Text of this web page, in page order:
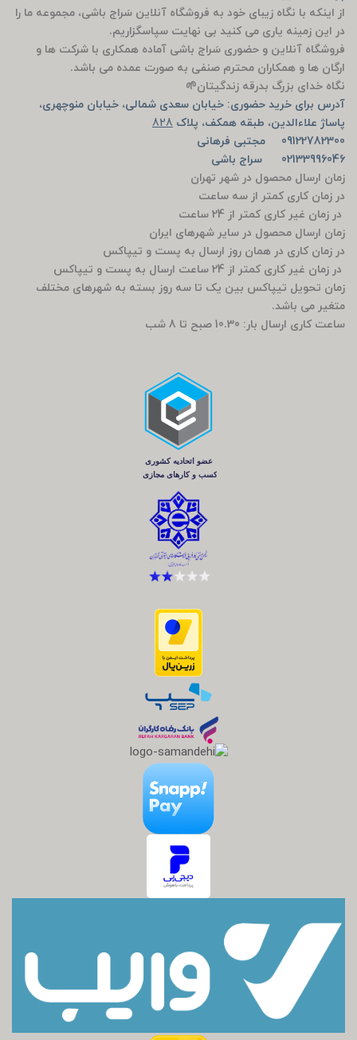
از اینکه با نگاه زیبای خود به فروشگاه آنلاین سَراج باشی، مجموعه ما را
در این زمینه یاری می کنید بی نهایت سپاسگزاریم.
فروشگاه آنلاین و حضوری سَراج باشی آماده همکاری با شرکت ها و
ارگان ها و همکاران محترم صنفی به صورت عمده می باشد.
نگاه خدای بزرگ بدرقه زندگیتان🌱
آدرس برای خرید حضوری: خیابان سعدی شمالی، خیابان منوچهری،
پاساژ علاءالدین، طبقه همکف، پلاک 828
09122782300 مجتبی فرهانی
02133996046 سراج باشی
زمان ارسال محصول در شهر تهران
در زمان کاری کمتر از سه ساعت
در زمان غیر کاری کمتر از 24 ساعت
زمان ارسال محصول در سایر شهرهای ایران
در زمان کاری در همان روز ارسال به پست و تیپاکس
در زمان غیر کاری کمتر از 24 ساعت ارسال به پست و تیپاکس
زمان تحویل تیپاکس بین یک تا سه روز بسته به شهرهای مختلف
متغیر می باشد.
ساعت کاری ارسال بار: 10.30 صبح تا 8 شب